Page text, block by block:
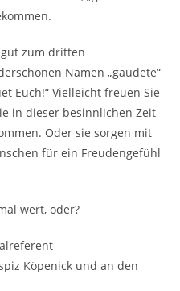
zum dritten
Namen „gaudete“
Euch!“ Vielleicht freuen Sie
in dieser besinnlichen Zeit
Oder sie sorgen mit
für ein Freudengefühl
wert, oder?
Köpenick und an den